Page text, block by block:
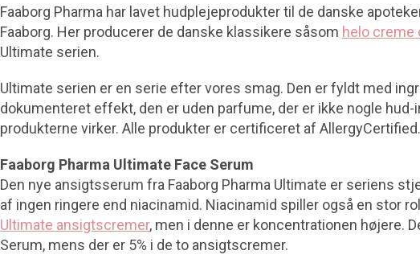
Faaborg Pharma har lavet hudplejeprodukter til de danske
Faaborg. Her producerer de danske klassikere såsom helo creme
Ultimate serien.
Ultimate serien er en serie efter vores smag. Den er fyldt med
dokumenteret effekt, den er uden parfume, der er ikke nogle
produkterne virker. Alle produkter er certificeret af AllergyCertified.
Faaborg Pharma Ultimate Face Serum
Den nye ansigtsserum fra Faaborg Pharma Ultimate er seriens
af ingen ringere end niacinamid. Niacinamid spiller også en stor
Ultimate ansigtscremer, men i denne er koncentrationen højere.
Serum, mens der er 5% i de to ansigtscremer.